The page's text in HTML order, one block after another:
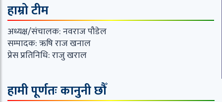
हाम्रो टीम
अध्यक्ष/संचालक: नवराज पौडेल
सम्पादक: ऋषि राज खनाल
प्रेस प्रतिनिधि: राजु खराल
हामी पूर्णतः कानुनी छौँ